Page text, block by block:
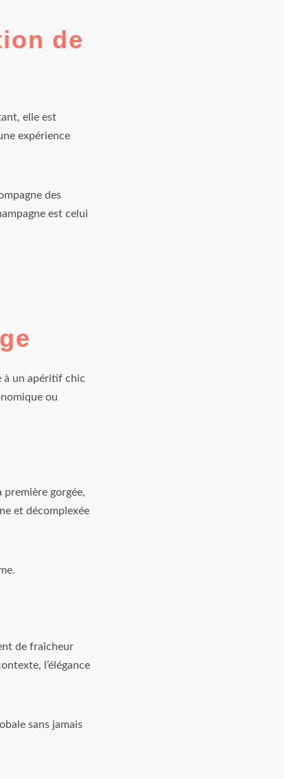
de
elle est
expérience
des
est celui
à un apéritif chic
ou
première gorgée,
et décomplexée
de fraîcheur
l’élégance
sans jamais